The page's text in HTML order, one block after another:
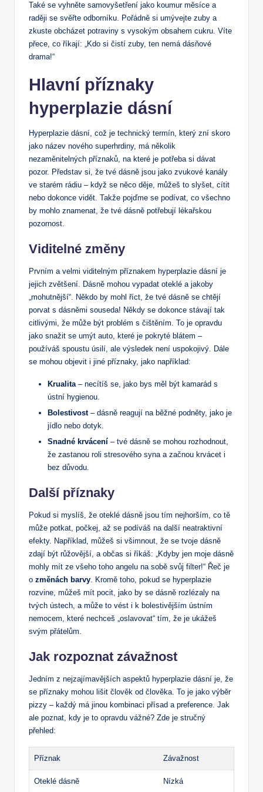
Také se vyhněte samovyšetření jako koumur měsíce a
raději se svěřte odborníku. Pořádně si umývejte zuby a
zkuste obcházet potraviny s vysokým obsahem cukru. Víte
přece, co říkají: „Kdo si čistí zuby, ten nemá dásňové
drama!“
Hlavní příznaky
hyperplazie dásní
Hyperplazie dásní, což je technický termín, který zní skoro
jako název nového superhrdiny, má několik
nezaměnitelných příznaků, na které je potřeba si dávat
pozor. Představ si, že tvé dásně jsou jako zvukové kanály
ve starém rádiu – když se něco děje, můžeš to slyšet, cítit
nebo dokonce vidět. Takže pojďme se podívat, co všechno
by mohlo znamenat, že tvé dásně potřebují lékařskou
pozornost.
Viditelné změny
Prvním a velmi viditelným příznakem hyperplazie dásní je
jejich zvětšení. Dásně mohou vypadat oteklé a jakoby
„mohutnější“. Někdo by mohl říct, že tvé dásně se chtějí
porvat s dásněmi souseda! Někdy se dokonce stávají tak
citlivými, že může být problém s čištěním. To je opravdu
jako snažit se umýt auto, které je pokryté blátem –
používáš spoustu úsilí, ale výsledek není uspokojivý. Dále
se mohou objevit i jiné příznaky, jako například:
Krualita– necítíš se, jako bys měl být kamarád s
ústní hygienou.
Bolestivost– dásně reagují na běžné podněty, jako je
jídlo nebo dotyk.
Snadné krvácení – tvé dásně se mohou rozhodnout,
že zastanou roli stresového syna a začnou krvácet i
bez důvodu.
Další příznaky
Pokud si myslíš, že oteklé dásně jsou tím nejhorším, co tě
může potkat, počkej, až se podíváš na další neatraktivní
efekty. Například, můžeš si všimnout, že se tvoje dásně
zdají být růžovější, a občas si říkáš: „Kdyby jen moje dásně
mohly mít ze všeho toho angelu na sobě svůj filter!“ Řeč je
o změnách barvy. Kromě toho, pokud se hyperplazie
rozvine, můžeš mít pocit, jako by se dásně rozlézaly na
tvých ústech, a může to vést i k bolestivějším ústním
nemocem, které nechceš „oslavovat“ tím, že je ukážeš
svým přátelům.
Jak rozpoznat závažnost
Jedním z nejzajímavějších aspektů hyperplazie dásní je, že
se příznaky mohou lišit člověk od člověka. To je jako výběr
pizzy – každý má jinou kombinaci přísad a preference. Jak
ale poznat, kdy je to opravdu vážné? Zde je stručný
přehled:
Příznak Závažnost
Oteklé dásně Nízká